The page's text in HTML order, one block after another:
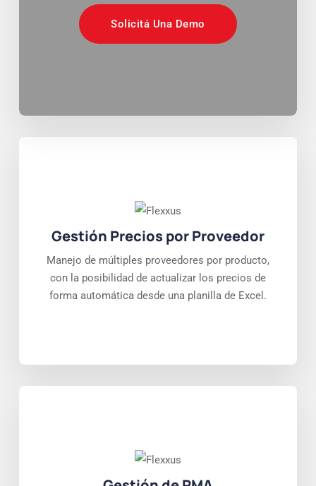
Solicitá Una Demo
Gestión Precios por Proveedor
Manejo de múltiples proveedores por producto,
con la posibilidad de actualizar los precios de
forma automática desde una planilla de Excel.